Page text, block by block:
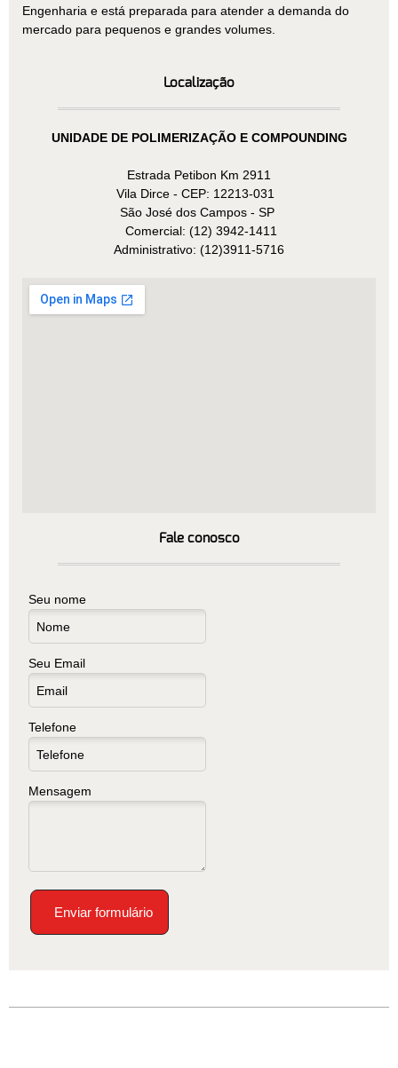
Engenharia e está preparada para atender a demanda do
mercado para pequenos e grandes volumes.
Localização
UNIDADE DE POLIMERIZAÇÃO E COMPOUNDING
Estrada Petibon Km 2911
Vila Dirce - CEP: 12213-031
São José dos Campos - SP
Comercial: (12) 3942-1411
Administrativo: (12)3911-5716
Fale conosco
Seu nome
Seu Email
Telefone
Mensagem
Enviar formulário